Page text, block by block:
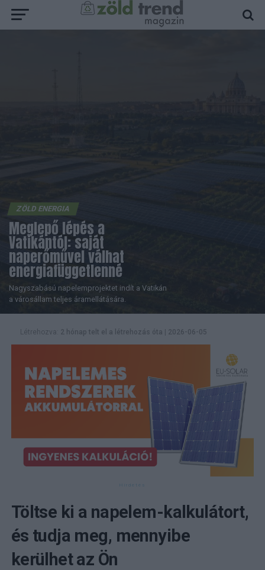
ZÖLD ENERGIA
Meglepő lépés a
Vatikántól: saját
naperőművel válhat
energiafüggetlenné
Nagyszabású napelemprojektet indít a Vatikán
a városállam teljes áramellátására.
Létrehozva: 2 hónap telt el a létrehozás óta 2026-06-05
Töltse ki a napelem-kalkulátort,
és tudja meg, mennyibe
kerülhet az Ön